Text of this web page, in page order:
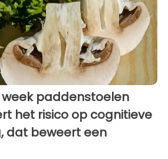
week paddenstoelen
het risico op cognitieve
dat beweert een